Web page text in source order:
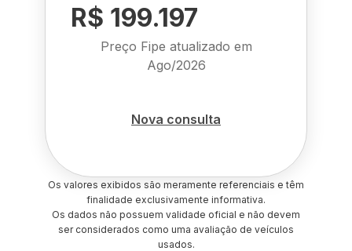
R$ 199.197
Preço Fipe atualizado em
Ago/2026
Nova consulta
Os valores exibidos são meramente referenciais e têm
finalidade exclusivamente informativa.
Os dados não possuem validade oficial e não devem
ser considerados como uma avaliação de veículos
usados.